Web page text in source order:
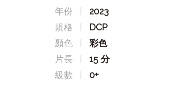
年份
2023
規格
DCP
顏色
彩色
片長
15 分
級數
0+